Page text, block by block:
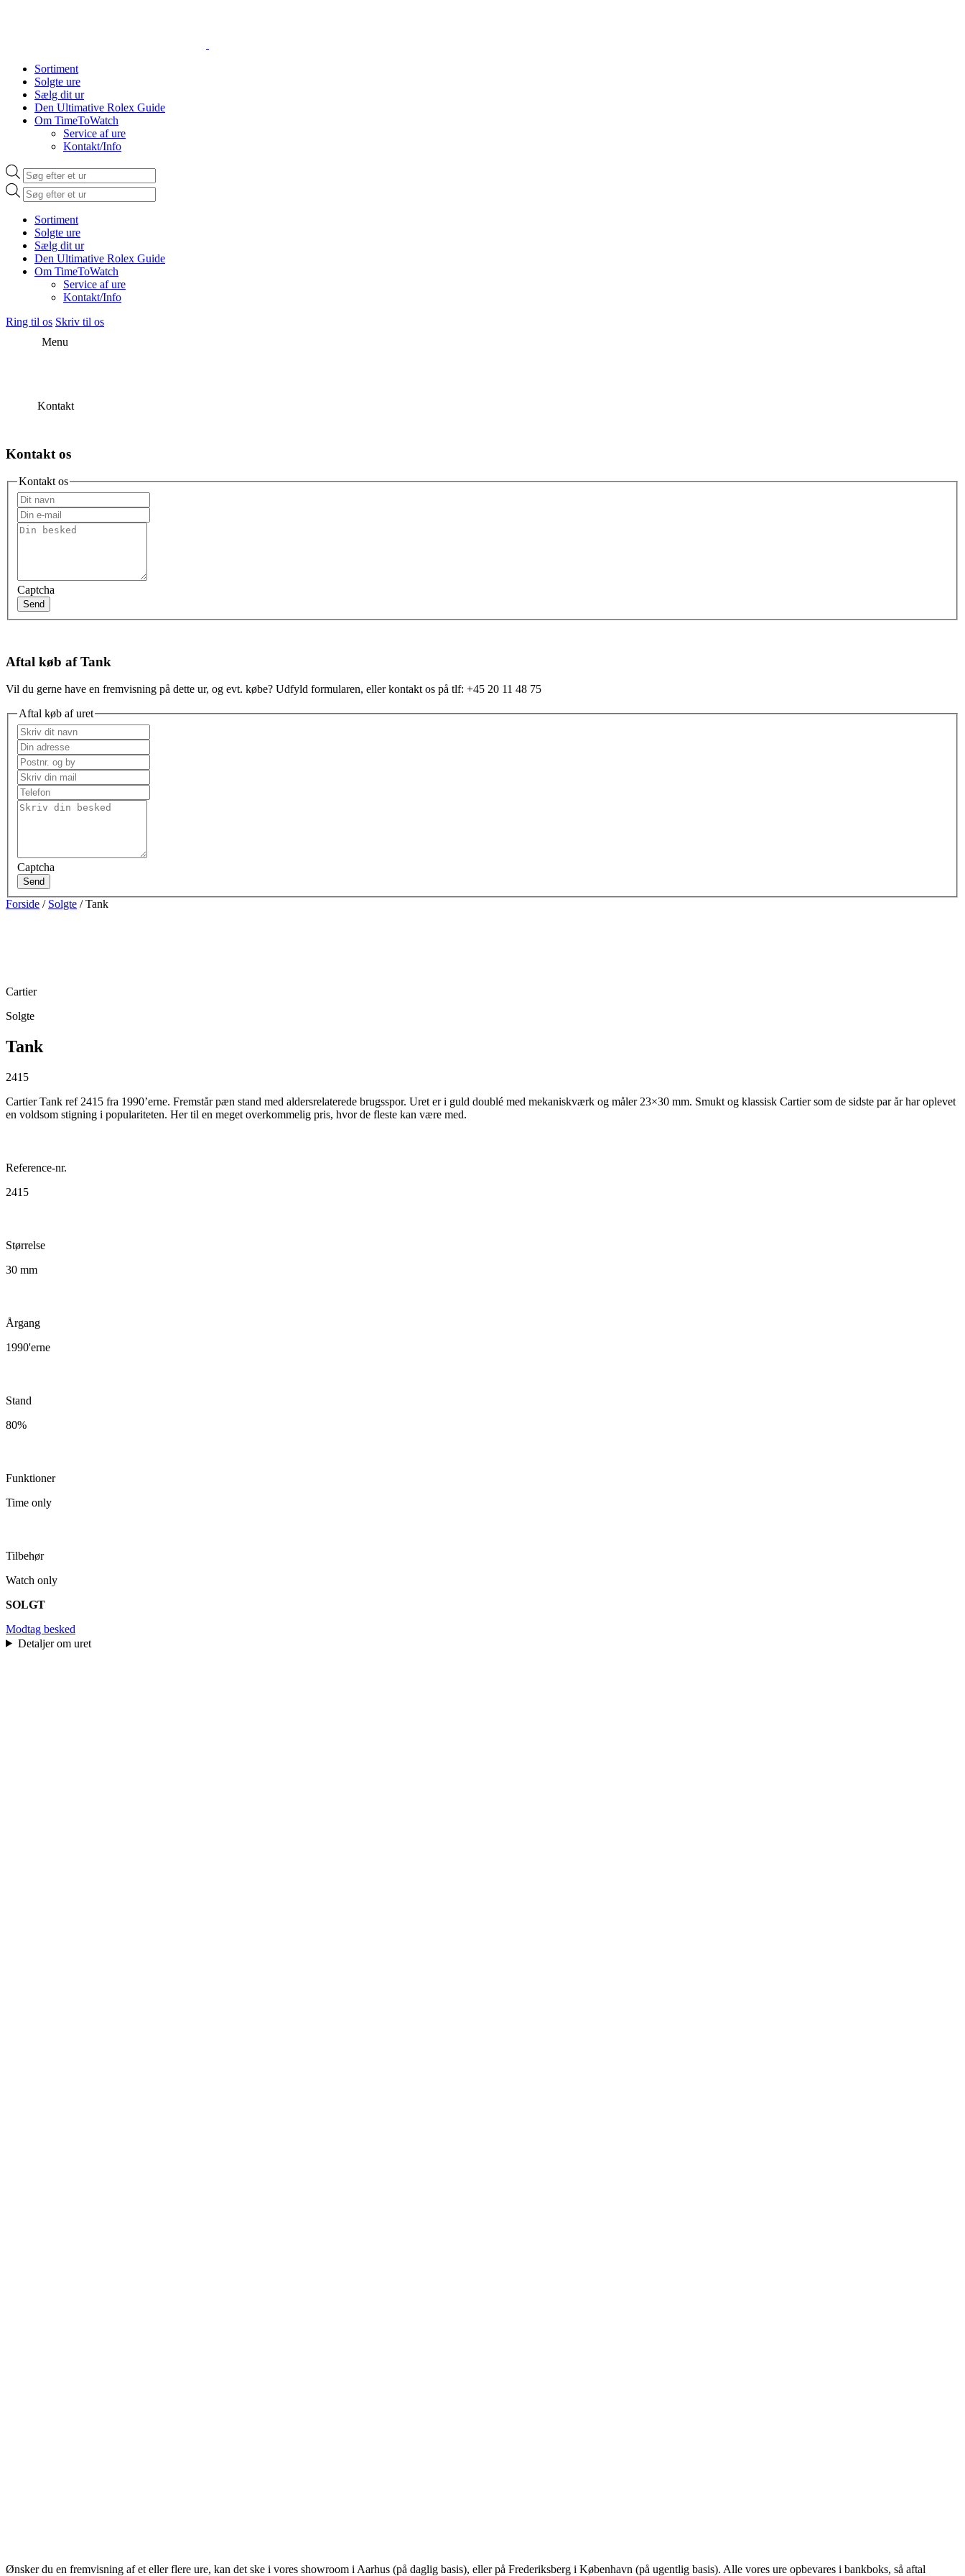
Sortiment
Solgte ure
Sælg dit ur
Den Ultimative Rolex Guide
Om TimeToWatch
Service af ure
Kontakt/Info
Products
search
Products
search
Sortiment
Solgte ure
Sælg dit ur
Den Ultimative Rolex Guide
Om TimeToWatch
Service af ure
Kontakt/Info
Ring til os Skriv til os
Menu
Kontakt
Kontakt os
Kontakt os
Captcha
Send
Aftal køb af Tank
Vil du gerne have en fremvisning på dette ur, og evt. købe? Udfyld formularen, eller kontakt os på tlf: +45 20 11 48 75
Aftal køb af uret
Captcha
Send
Forside / Solgte / Tank
Cartier
Solgte
Tank
2415
Cartier Tank ref 2415 fra 1990’erne. Fremstår pæn stand med aldersrelaterede brugsspor. Uret er i guld doublé med mekaniskværk og måler 23×30 mm. Smukt og klassisk Cartier som de sidste par år har oplevet
en voldsom stigning i populariteten. Her til en meget overkommelig pris, hvor de fleste kan være med.
Reference-nr.
2415
Størrelse
30 mm
Årgang
1990'erne
Stand
80%
Funktioner
Time only
Tilbehør
Watch only
SOLGT
Modtag besked
Detaljer om uret
Ønsker du en fremvisning af et eller flere ure, kan det ske i vores showroom i Aarhus (på daglig basis), eller på Frederiksberg i København (på ugentlig basis). Alle vores ure opbevares i bankboks, så aftal